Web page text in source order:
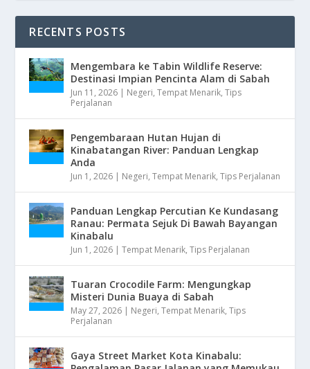
RECENTS POSTS
Mengembara ke Tabin Wildlife Reserve:
Destinasi Impian Pencinta Alam di Sabah
Jun 11, 2026 | Negeri,Tempat Menarik,Tips
Perjalanan
Pengembaraan Hutan Hujan di
Kinabatangan River: Panduan Lengkap
Anda
Jun 1, 2026 | Negeri,Tempat Menarik,Tips Perjalanan
Panduan Lengkap Percutian Ke Kundasang
Ranau: Permata Sejuk Di Bawah Bayangan
Kinabalu
Jun 1, 2026 |Tempat Menarik,Tips Perjalanan
Tuaran Crocodile Farm: Mengungkap
Misteri Dunia Buaya di Sabah
May 27, 2026 | Negeri,Tempat Menarik,Tips
Perjalanan
Gaya Street Market Kota Kinabalu: